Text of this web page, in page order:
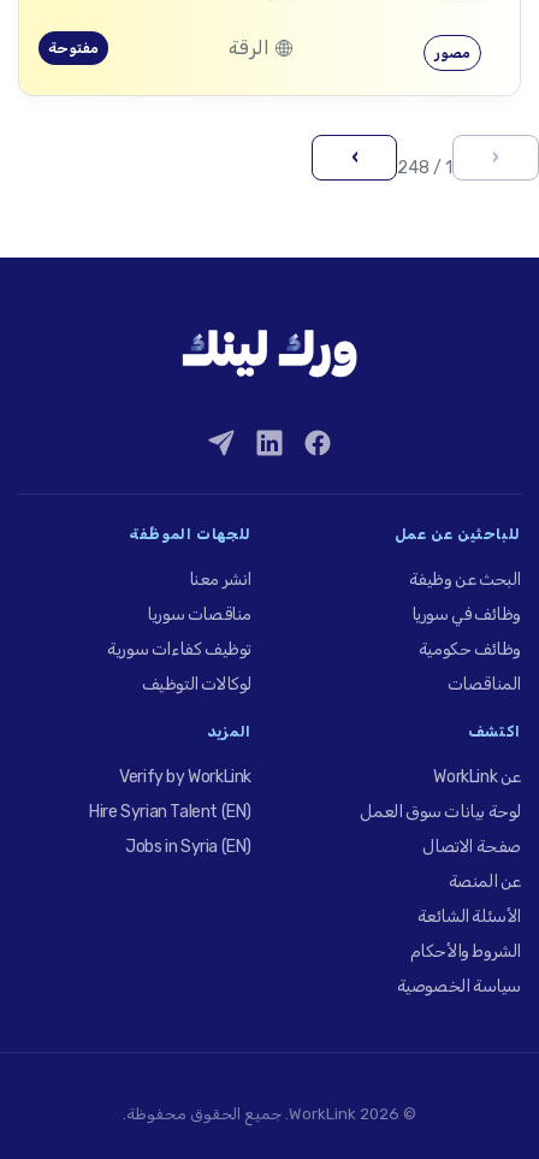
مصور الرقة مفتوحة
‹
1 / 248
›
للباحثين عن عمل
البحث عن وظيفة
وظائف في سوريا
وظائف حكومية
المناقصات
للجهات الموظِّفة
انشر معنا
مناقصات سوريا
توظيف كفاءات سورية
لوكالات التوظيف
اكتشف
عن WorkLink
لوحة بيانات سوق العمل
صفحة الاتصال
عن المنصة
الأسئلة الشائعة
الشروط والأحكام
سياسة الخصوصية
المزيد
Verify by WorkLink
Hire Syrian Talent (EN)
Jobs in Syria (EN)
© 2026 WorkLink. جميع الحقوق محفوظة.